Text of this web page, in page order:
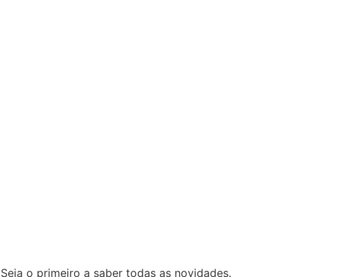
Seja o primeiro a saber todas as novidades.